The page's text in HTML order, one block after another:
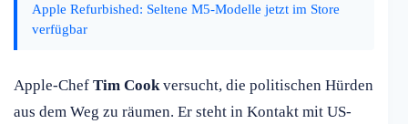
Apple Refurbished: Seltene M5-Modelle jetzt im Store
verfügbar
Apple-Chef Tim Cookversucht, die politischen Hürden
aus dem Weg zu räumen. Er steht in Kontakt mit US-